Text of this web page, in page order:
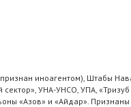
иноагентом), Штабы
УНА-УНСО, УПА,
«Азов» и «Айдар».